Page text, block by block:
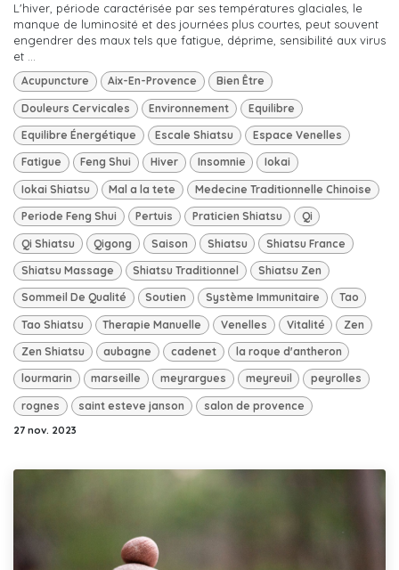
L'hiver, période caractérisée par ses températures glaciales, le
manque de luminosité et des journées plus courtes, peut souvent
engendrer des maux tels que fatigue, déprime, sensibilité aux virus
et ...
Acupuncture Aix-En-Provence Bien Être
Douleurs Cervicales Environnement Equilibre
Equilibre Énergétique Escale Shiatsu Espace Venelles
Fatigue Feng Shui Hiver Insomnie Iokai
Iokai Shiatsu Mal a la tete Medecine Traditionnelle Chinoise
Periode Feng Shui Pertuis Praticien Shiatsu Qi
Qi Shiatsu Qigong Saison Shiatsu Shiatsu France
Shiatsu Massage Shiatsu Traditionnel Shiatsu Zen
Sommeil De Qualité Soutien Système Immunitaire Tao
Tao Shiatsu Therapie Manuelle Venelles Vitalité Zen
Zen Shiatsu aubagne cadenet la roque d'antheron
lourmarin marseille meyrargues meyreuil peyrolles
rognes saint esteve janson salon de provence
27 nov. 2023